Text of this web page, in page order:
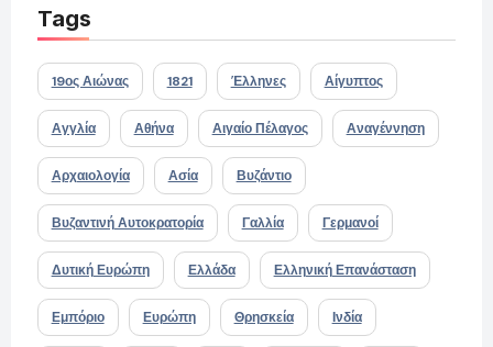
Tags
19ος Αιώνας 1821 Έλληνες Αίγυπτος
Αγγλία Αθήνα Αιγαίο Πέλαγος Αναγέννηση
Αρχαιολογία Ασία Βυζάντιο
Βυζαντινή Αυτοκρατορία Γαλλία Γερμανοί
Δυτική Ευρώπη Ελλάδα Ελληνική Επανάσταση
Εμπόριο Ευρώπη Θρησκεία Ινδία